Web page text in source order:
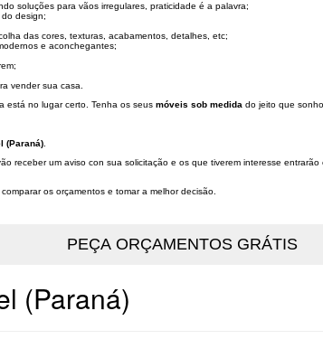
soluções para vãos irregulares, praticidade é a palavra;
design;
das cores, texturas, acabamentos, detalhes, etc;
e aconchegantes;
vender sua casa.
está no lugar certo. Tenha os seus móveis sob medida do jeito que
(Paraná)
receber um aviso con sua solicitação e os que tiverem interesse
os orçamentos e tomar a melhor decisão.
(Paraná)